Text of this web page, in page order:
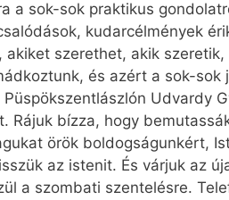
a sok-sok praktikus
kudarcélmények
szerethet, akik
és azért a sok-
Udvardy
Rájuk bízza, hogy
örök boldogságunkért,
az istenit. És várjuk az
a szombati szentelésre.